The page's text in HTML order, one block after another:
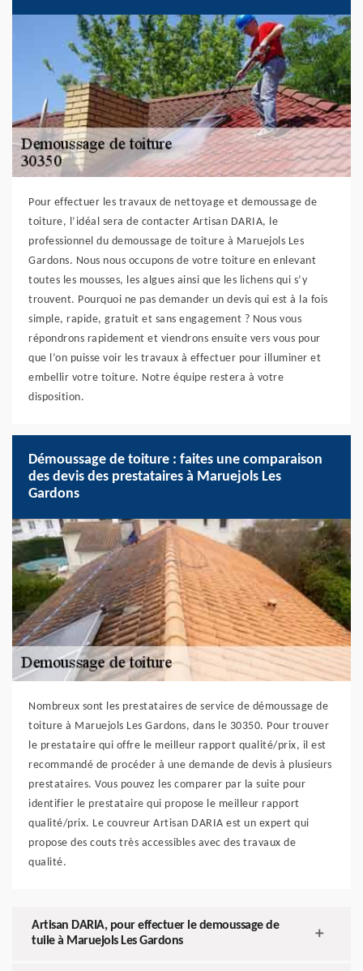
Pour effectuer les travaux de nettoyage et demoussage de
toiture, l’idéal sera de contacter Artisan DARIA, le
professionnel du demoussage de toiture à Maruejols Les
Gardons. Nous nous occupons de votre toiture en enlevant
toutes les mousses, les algues ainsi que les lichens qui s’y
trouvent. Pourquoi ne pas demander un devis qui est à la fois
simple, rapide, gratuit et sans engagement ? Nous vous
répondrons rapidement et viendrons ensuite vers vous pour
que l’on puisse voir les travaux à effectuer pour illuminer et
embellir votre toiture. Notre équipe restera à votre
disposition.
Démoussage de toiture : faites une comparaison
des devis des prestataires à Maruejols Les
Gardons
Nombreux sont les prestataires de service de démoussage de
toiture à Maruejols Les Gardons, dans le 30350. Pour trouver
le prestataire qui offre le meilleur rapport qualité/prix, il est
recommandé de procéder à une demande de devis à plusieurs
prestataires. Vous pouvez les comparer par la suite pour
identifier le prestataire qui propose le meilleur rapport
qualité/prix. Le couvreur Artisan DARIA est un expert qui
propose des couts très accessibles avec des travaux de
qualité.
Artisan DARIA, pour effectuer le demoussage de
tuile à Maruejols Les Gardons